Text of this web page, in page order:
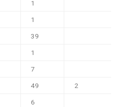
1
1
39
1
7
49 2
6